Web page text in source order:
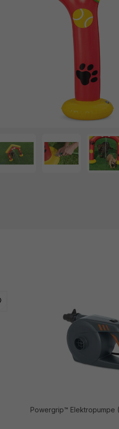
Powergrip™ Elektropumpe